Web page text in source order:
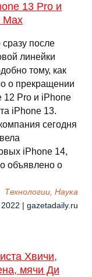
13 Pro и
Max
после
линейки
тому, как
о прекращении
12 Pro и iPhone
iPhone 13.
сегодня
iPhone 14,
объявлено о
Технологии, Наука
| gazetadaily.ru
Хвичи,
мячи Ди